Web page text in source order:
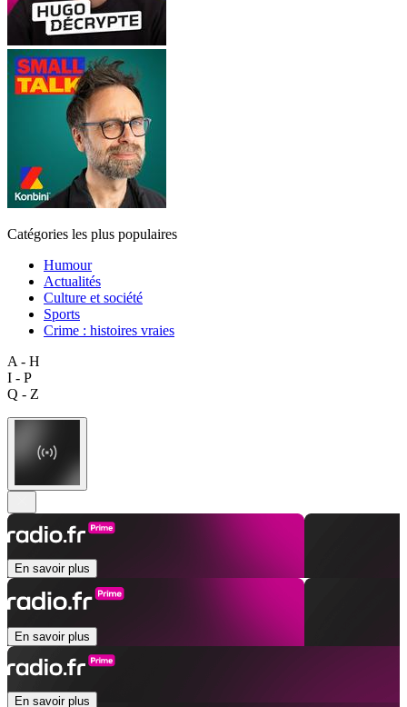
Catégories les plus populaires
Humour
Actualités
Culture et société
Sports
Crime : histoires vraies
A - H
I - P
Q - Z
En savoir plus
En savoir plus
En savoir plus